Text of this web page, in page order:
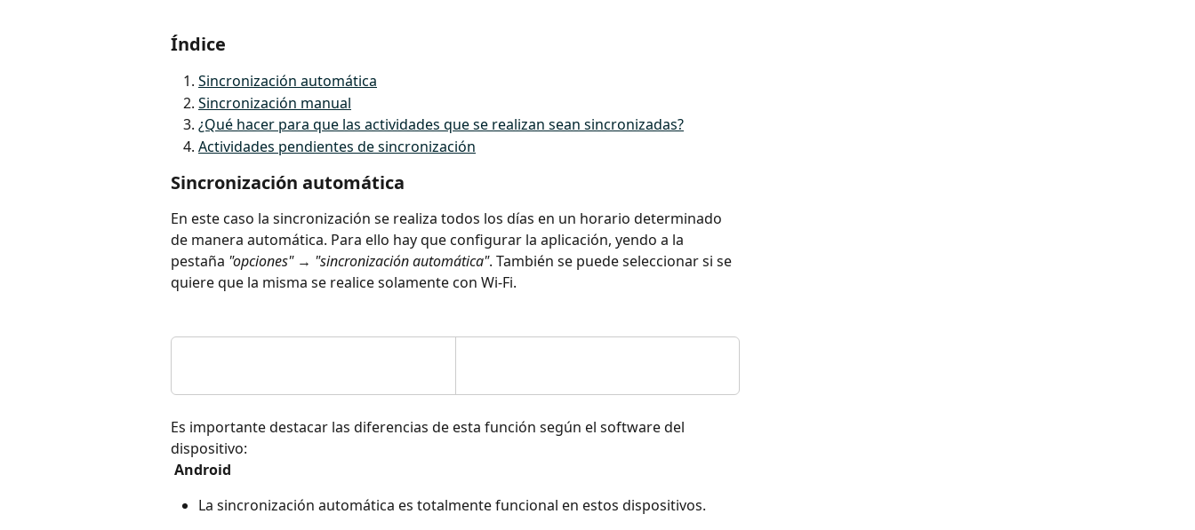
Índice
Sincronización automática
Sincronización manual
¿Qué hacer para que las actividades que se realizan sean sincronizadas?
Actividades pendientes de sincronización
Sincronización automática
En este caso la sincronización se realiza todos los días en un horario determinado
de manera automática. Para ello hay que configurar la aplicación, yendo a la
pestaña "opciones" → "sincronización automática". También se puede seleccionar si se
quiere que la misma se realice solamente con Wi-Fi.
Es importante destacar las diferencias de esta función según el software del
dispositivo:
Android
La sincronización automática es totalmente funcional en estos dispositivos.